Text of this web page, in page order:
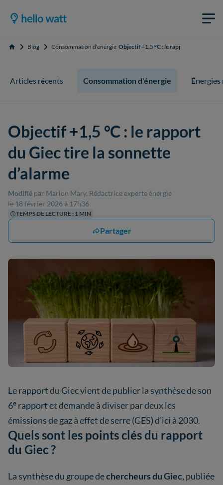
Accueil Blog Consommation d'énergie Objectif +1,5 °C : le rapport du Giec tire
Articles récents Consommation d'énergie
Objectif +1,5 °C : le rapport
du Giec tire la sonnette
d’alarme
Modifié par Marion Mary, Rédactrice experte énergie
le 18 février 2026 à 17h36
TEMPS DE LECTURE : 1 MIN
Partager
Le rapport du Giec vient de publier la synthèse de son
6ᵉ rapport et demande à diviser par deux les
émissions de gaz à effet de serre (GES) d’ici à 2030.
Quels sont les points clés du rapport
du Giec ?
La synthèse du groupe dechercheurs du Giec, publiée